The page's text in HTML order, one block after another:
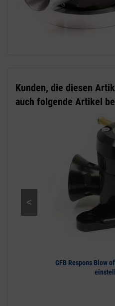
Kunden, die diesen
auch folgende Artikel
<
GFB Respons Blow